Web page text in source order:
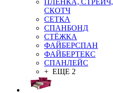
ПЛЁНКА, СТРЕЙЧ,
СКОТЧ
СЕТКА
СПАНБОНД
СТЁЖКА
ФАЙБЕРСПАН
ФАЙБЕРТЕКС
СПАНЛЕЙС
+ ЕЩЕ 2